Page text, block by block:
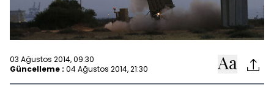
03 Ağustos 2014, 09:30
Güncelleme : 04 Ağustos 2014, 21:30